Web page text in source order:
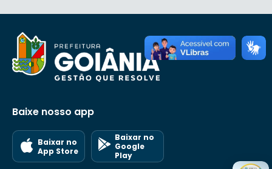
Baixe nosso app
Baixar no
App Store
Baixar no
Google
Play